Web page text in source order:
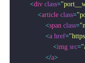
<div class=
<article class=
<span class=
<a href=
<img src=
</a>